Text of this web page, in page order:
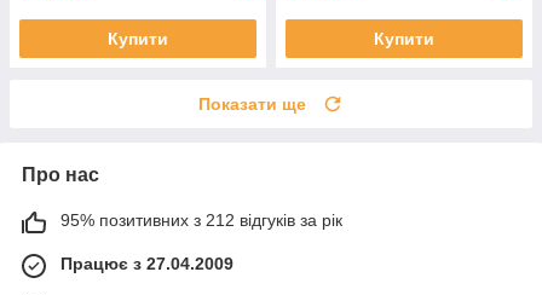
Купити Купити
Показати ще
Про нас
95% позитивних з 212 відгуків за рік
Працює з 27.04.2009